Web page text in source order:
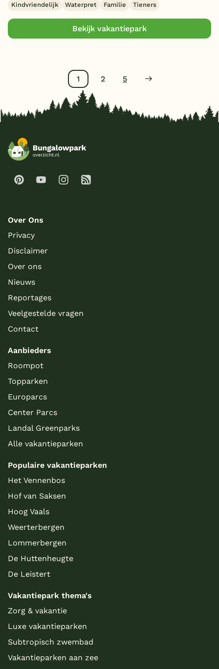
Kindvriendelijk Waterpret Familie Tieners
Bekijk vakantiepark
1 2 5
Over Ons
Privacy
Disclaimer
Over ons
Nieuws
Reportages
Veelgestelde vragen
Contact
Aanbieders
Roompot
Topparken
Europarcs
Center Parcs
Landal Greenparks
Alle vakantieparken
Populaire vakantieparken
Het Vennenbos
Hof van Saksen
Hoog Vaals
Weerterbergen
Lommerbergen
De Huttenheugte
De Leistert
Vakantiepark thema's
Zorg & vakantie
Luxe vakantieparken
Subtropisch zwembad
Vakantieparken aan zee